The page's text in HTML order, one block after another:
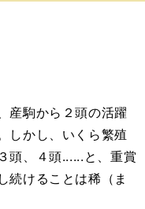
産駒から２頭の活躍
しかし、いくら繁殖
頭、４頭......と、重賞
続けることは稀（ま